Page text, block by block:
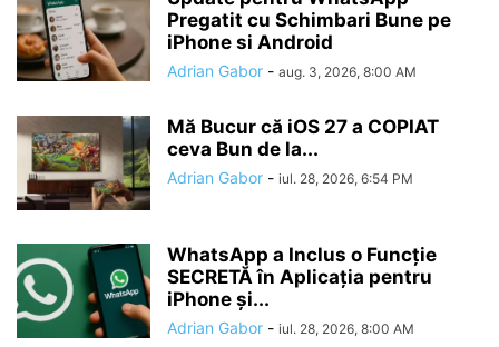
Pregatit cu Schimbari Bune pe
iPhone si Android
Adrian Gabor - aug. 3, 2026, 8:00 AM
Mă Bucur că iOS 27 a COPIAT
ceva Bun de la...
Adrian Gabor - iul. 28, 2026, 6:54 PM
WhatsApp a Inclus o Funcție
SECRETĂ în Aplicația pentru
iPhone și...
Adrian Gabor - iul. 28, 2026, 8:00 AM